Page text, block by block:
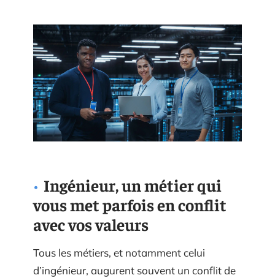
Ingénieur, un métier qui
vous met parfois en conflit
avec vos valeurs
Tous les métiers, et notamment celui
d’ingénieur, augurent souvent un conflit de